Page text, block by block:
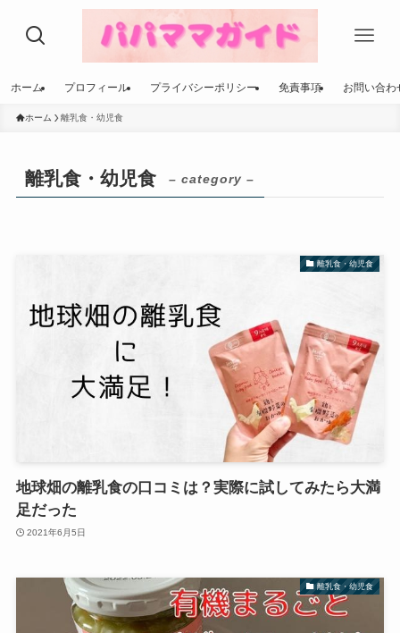
ホーム プロフィール プライバシーポリシー 免責事項 お問い合わ
ホーム 離乳食・幼児食
離乳食・幼児食 – category –
離乳食・幼児食
地球畑の離乳食の口コミは？実際に試してみたら大満
足だった
2021年6月5日
離乳食・幼児食